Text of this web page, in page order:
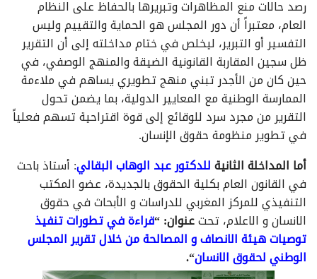
رصد حالات منع المظاهرات وتبريرها بالحفاظ على النظام
العام، معتبراً أن دور المجلس هو الحماية والتقييم وليس
التفسير أو التبرير، ليخلص في ختام مداخلته إلى أن التقرير
ظل سجين المقاربة القانونية الضيقة والمنهج الوصفي، في
حين كان من الأجدر تبني منهج تطويري يساهم في ملاءمة
الممارسة الوطنية مع المعايير الدولية، بما يضمن تحول
التقرير من مجرد سرد للوقائع إلى قوة اقتراحية تسهم فعلياً
في تطوير منظومة حقوق الإنسان.
أما المداخلة الثانيةللدكتور عبد الوهاب البقالي: أستاذ باحث
في القانون العام بكلية الحقوق بالجديدة، عضو المكتب
التنفيذي للمركز المغربي للدراسات و الأبحاث في حقوق
الانسان و الاعلام، تحتعنوان:
“قراءة في تطورات تنفيذ
توصيات هيئة الانصاف و المصالحة من خلال تقرير المجلس
الوطني لحقوق الانسان“.